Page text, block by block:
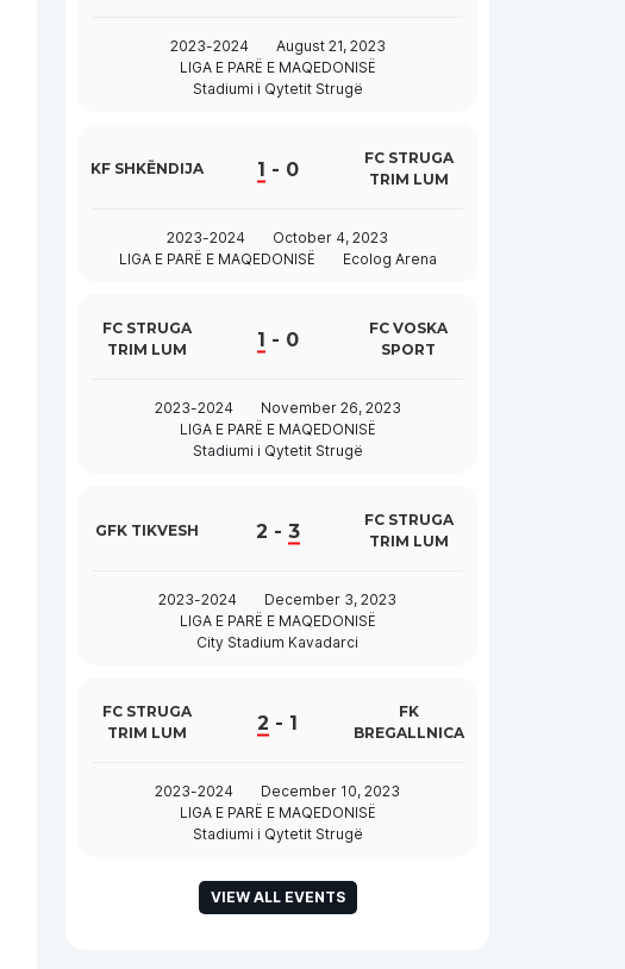
2023-2024
August 21, 2023
LIGA E PARË E MAQEDONISË
Stadiumi i Qytetit Strugë
KF SHKËNDIJA 1 - 0
FC STRUGA
TRIM LUM
2023-2024
October 4, 2023
LIGA E PARË E MAQEDONISË
Ecolog Arena
FC STRUGA
TRIM LUM
1 - 0
FC VOSKA
SPORT
2023-2024
November 26, 2023
LIGA E PARË E MAQEDONISË
Stadiumi i Qytetit Strugë
GFK TIKVESH 2 - 3
FC STRUGA
TRIM LUM
2023-2024
December 3, 2023
LIGA E PARË E MAQEDONISË
City Stadium Kavadarci
FC STRUGA
TRIM LUM
2 - 1
FK
BREGALLNICA
2023-2024
December 10, 2023
LIGA E PARË E MAQEDONISË
Stadiumi i Qytetit Strugë
VIEW ALL EVENTS